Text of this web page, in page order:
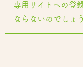
専用サイトへの登
ならないのでしょ